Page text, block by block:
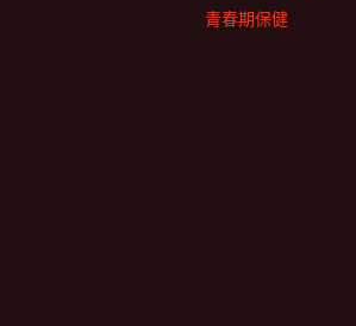
青春期保健